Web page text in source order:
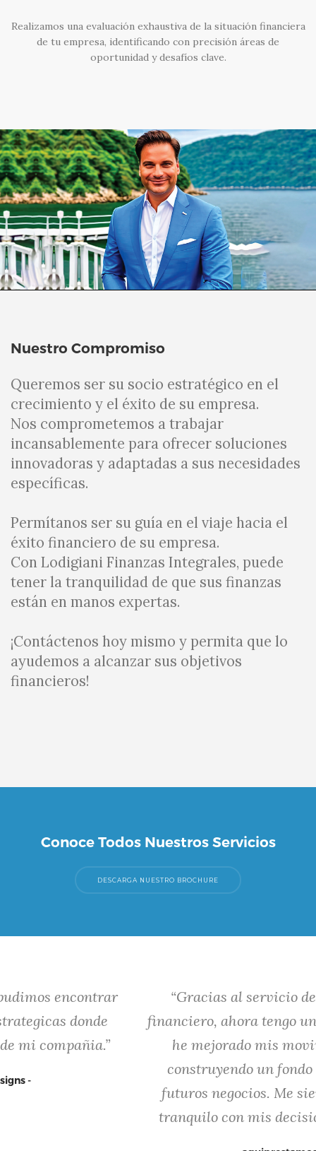
Realizamos una evaluación exhaustiva de la situación financiera
de tu empresa, identificando con precisión áreas de
oportunidad y desafíos clave.
Nuestro Compromiso
Queremos ser su socio estratégico en el
crecimiento y el éxito de su empresa.
Nos comprometemos a trabajar
incansablemente para ofrecer soluciones
innovadoras y adaptadas a sus necesidades
específicas.
Permítanos ser su guía en el viaje hacia el
éxito financiero de su empresa.
Con Lodigiani Finanzas Integrales, puede
tener la tranquilidad de que sus finanzas
están en manos expertas.
¡Contáctenos hoy mismo y permita que lo
ayudemos a alcanzar sus objetivos
financieros!
Conoce Todos Nuestros Servicios
DESCARGA NUESTRO BROCHURE
“Gracias al servicio de asesoramiento
financiero, ahora tengo un presupuesto claro,
he mejorado mis movimientos y estoy
construyendo un fondo de ahorros para
futuros negocios. Me siento más seguro y
tranquilo con mis decisiones financieras.”